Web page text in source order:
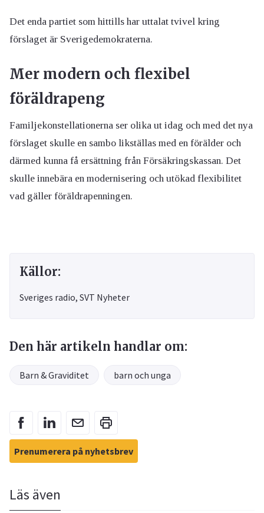
Det enda partiet som hittills har uttalat tvivel kring
förslaget är Sverigedemokraterna.
Mer modern och flexibel
föräldrapeng
Familjekonstellationerna ser olika ut idag och med det nya
förslaget skulle en sambo likställas med en förälder och
därmed kunna få ersättning från Försäkringskassan. Det
skulle innebära en modernisering och utökad flexibilitet
vad gäller föräldrapenningen.
Källor:
Sveriges radio, SVT Nyheter
Den här artikeln handlar om:
Barn & Graviditet barn och unga
Prenumerera på nyhetsbrev
Läs även